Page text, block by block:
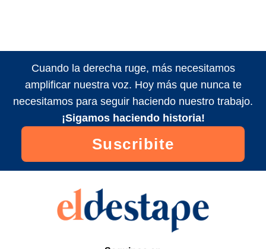
Cuando la derecha ruge, más necesitamos
amplificar nuestra voz. Hoy más que nunca te
necesitamos para seguir haciendo nuestro trabajo.
¡Sigamos haciendo historia!
Suscribite